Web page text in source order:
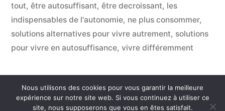
tout, être autosuffisant, être decroissant, les
indispensables de l'autonomie, ne plus consommer,
solutions alternatives pour vivre autrement, solutions
pour vivre en autosuffisance, vivre différemment
Consommer Autrement,Fièrement propulsé par
WordPress.
Nous utilisons des cookies pour vous garantir la meilleure
expérience sur notre site web. Si vous continuez à utiliser ce
site, nous supposerons que vous en êtes satisfait.